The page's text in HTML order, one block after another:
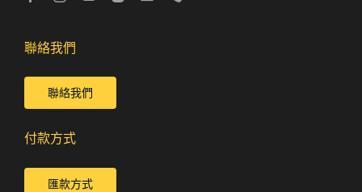
聯絡我們
聯絡我們
付款方式
匯款方式